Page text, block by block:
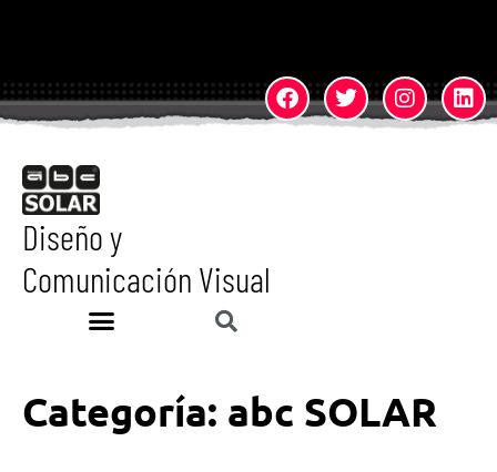
Diseño y
Comunicación Visual
Categoría: abc SOLAR